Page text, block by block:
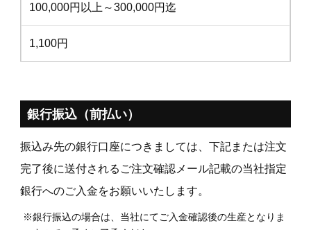
100,000円以上～300,000円迄
1,100円
銀行振込（前払い）
振込み先の銀行口座につきましては、下記または注文
完了後に送付されるご注文確認メール記載の当社指定
銀行へのご入金をお願いいたします。
※銀行振込の場合は、当社にてご入金確認後の生産となりま